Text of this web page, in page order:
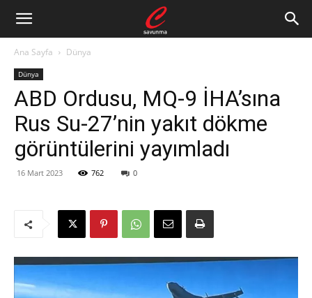
Ana Sayfa Dünya
Dünya
ABD Ordusu, MQ-9 İHA’sına
Rus Su-27’nin yakıt dökme
görüntülerini yayımladı
16 Mart 2023 762 0